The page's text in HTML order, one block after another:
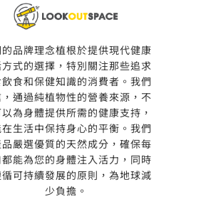
品牌理念植根於提供現代健康
方式的選擇，特別關注那些追求
食和保健知識的消費者。我們
通過純植物性的營養來源，不
為身體提供所需的健康支持，
生活中保持身心的平衡。我們
品嚴選優質的天然成分，確保每
能為您的身體注入活力，同時
可持續發展的原則，為地球減
少負擔。